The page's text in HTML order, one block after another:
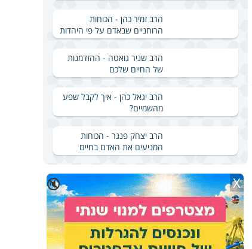
הרב זמיר כהן - הכוחות
הרוחניים שבאדם על פי היהדות
הרב שניר גואטה - ההזדמנות
של החיים שלכם
הרב יגאל כהן - איך לקבל שפע
מהשמיים?
הרב יצחק פנגר - הכוחות
המניעים את האדם בחיים
🔇 X